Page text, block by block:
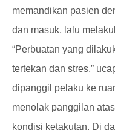
memandikan pasien
dan masuk, lalu
“Perbuatan yang
tertekan dan stres,”
dipanggil pelaku ke
menolak panggilan
kondisi ketakutan. Di